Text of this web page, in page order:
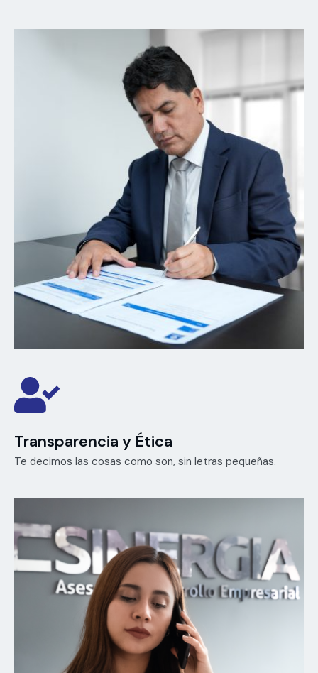
Transparencia y Ética
Te decimos las cosas como son, sin letras pequeñas.